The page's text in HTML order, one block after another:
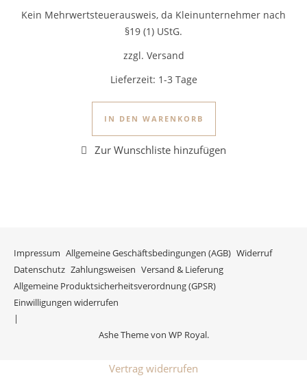
Kein Mehrwertsteuerausweis, da Kleinunternehmer nach
§19 (1) UStG.
zzgl. Versand
Lieferzeit: 1-3 Tage
IN DEN WARENKORB
Impressum Allgemeine Geschäftsbedingungen (AGB) Widerruf
Datenschutz Zahlungsweisen Versand & Lieferung
Allgemeine Produktsicherheitsverordnung (GPSR)
Einwilligungen widerrufen
Ashe Theme von WP Royal.
Vertrag widerrufen